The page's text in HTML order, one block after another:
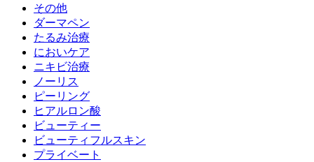
その他
ダーマペン
たるみ治療
においケア
ニキビ治療
ノーリス
ピーリング
ヒアルロン酸
ビューティー
ビューティフルスキン
プライベート